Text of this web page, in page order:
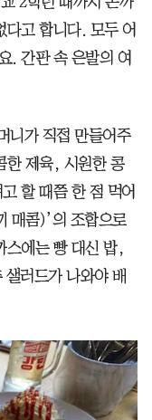
고 합니다. 모두 어
. 간판 속 은발의 여
니가 직접 만들어주
한 제육, 시원한 콩
할 때쯤 한 점 먹어
매콤)’의 조합으로
스에는 빵 대신 밥,
러드가 나와야 배